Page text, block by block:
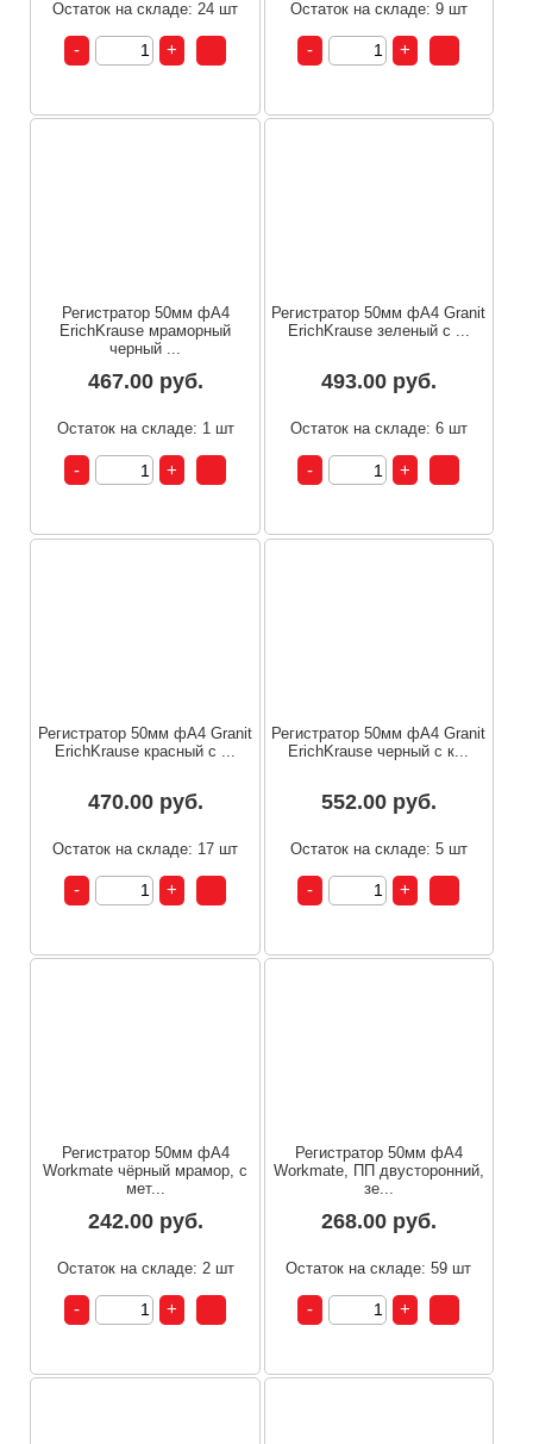
Остаток на складе: 24 шт Остаток на складе: 9 шт
Регистратор 50мм фА4
ErichKrause мраморный
черный ...
467.00 руб.
Остаток на складе: 1 шт
Регистратор 50мм фА4 Granit
ErichKrause зеленый с ...
493.00 руб.
Остаток на складе: 6 шт
Регистратор 50мм фА4 Granit
ErichKrause красный с ...
470.00 руб.
Остаток на складе: 17 шт
Регистратор 50мм фА4 Granit
ErichKrause черный с к...
552.00 руб.
Остаток на складе: 5 шт
Регистратор 50мм фА4
Workmate чёрный мрамор, с
мет...
242.00 руб.
Остаток на складе: 2 шт
Регистратор 50мм фА4
Workmate, ПП двусторонний,
зе...
268.00 руб.
Остаток на складе: 59 шт